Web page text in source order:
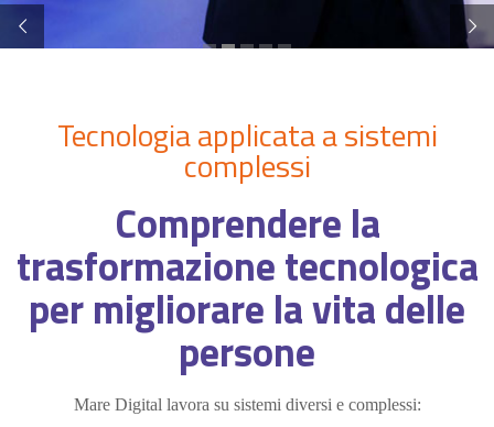
Tecnologia applicata a sistemi
complessi
Comprendere la
trasformazione tecnologica
per migliorare la vita delle
persone
Mare Digital lavora su sistemi diversi e complessi: